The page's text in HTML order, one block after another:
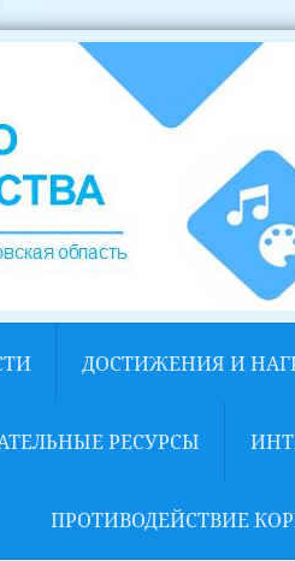
ДОСТИЖЕНИЯ И
РЕСУРСЫ
ПРОТИВОДЕЙСТВИЕ